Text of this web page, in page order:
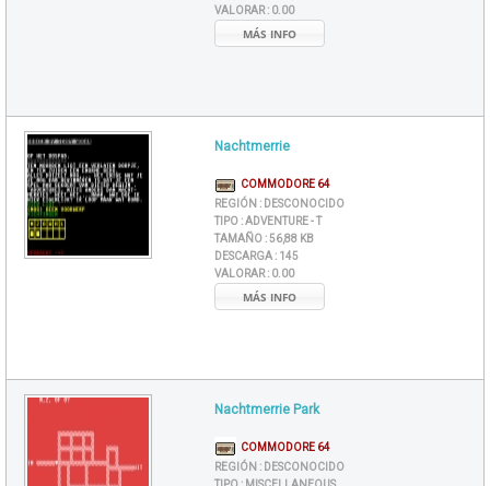
VALORAR : 0.00
MÁS INFO
Nachtmerrie
COMMODORE 64
REGIÓN : DESCONOCIDO
TIPO :ADVENTURE - T
TAMAÑO :56,88 KB
DESCARGA : 145
VALORAR : 0.00
MÁS INFO
Nachtmerrie Park
COMMODORE 64
REGIÓN : DESCONOCIDO